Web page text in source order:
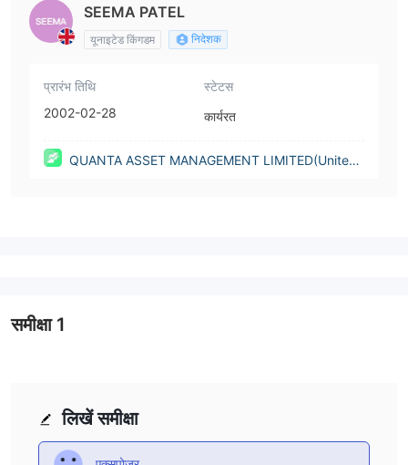
SEEMA PATEL
यूनाइटेड किंगडम निदेशक
प्रारंभ तिथि
2002-02-28
स्टेटस
कार्यरत
QUANTA ASSET MANAGEMENT LIMITED(United
लिखें समीक्षा
समीक्षा1